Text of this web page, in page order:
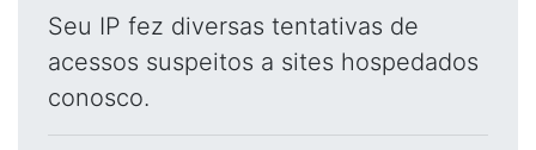
Seu IP fez diversas tentativas de
acessos suspeitos a sites hospedados
conosco.